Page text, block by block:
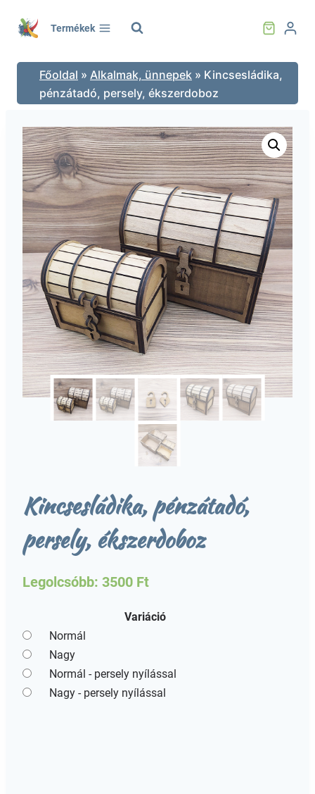
Termékek
Főoldal » Alkalmak, ünnepek » Kincsesládika,
pénzátadó, persely, ékszerdoboz
Kincsesládika, pénzátadó,
persely, ékszerdoboz
Legolcsóbb: 3500 Ft
Variáció
Normál
Nagy
Normál - persely nyílással
Nagy - persely nyílással